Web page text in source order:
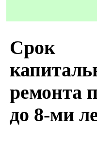
Срок
ремонта
до 8-ми